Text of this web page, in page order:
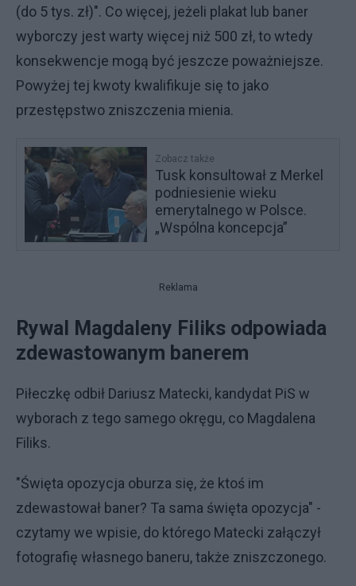
(do 5 tys. zł)". Co więcej, jeżeli plakat lub baner
wyborczy jest warty więcej niż 500 zł, to wtedy
konsekwencje mogą być jeszcze poważniejsze.
Powyżej tej kwoty kwalifikuje się to jako
przestępstwo zniszczenia mienia.
Zobacz także
Tusk konsultował z Merkel
podniesienie wieku
emerytalnego w Polsce.
„Wspólna koncepcja”
Reklama
Rywal Magdaleny Filiks odpowiada
zdewastowanym banerem
Piłeczkę odbił Dariusz Matecki, kandydat PiS w
wyborach z tego samego okręgu, co Magdalena
Filiks.
"Święta opozycja oburza się, że ktoś im
zdewastował baner? Ta sama święta opozycja" -
czytamy we wpisie, do którego Matecki załączył
fotografię własnego baneru, także zniszczonego.